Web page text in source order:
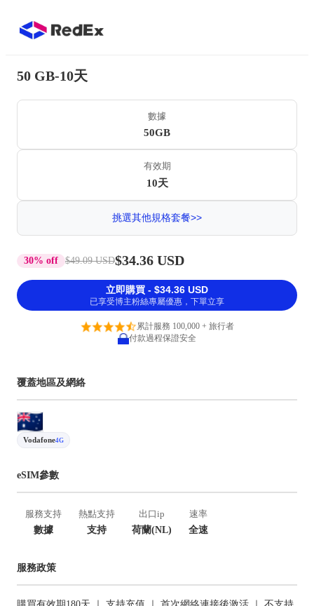
50 GB-10天
數據
50GB
有效期
10天
挑選其他規格套餐>>
30% off $49.09 USD$34.36 USD
立即購買 - $34.36 USD
已享受博主粉絲專屬優惠，下單立享
累計服務 100,000 + 旅行者
付款過程保證安全
覆蓋地區及網絡
Vodafone4G
eSIM參數
服務支持
數據
熱點支持
支持
出口ip
荷蘭(NL)
速率
全速
服務政策